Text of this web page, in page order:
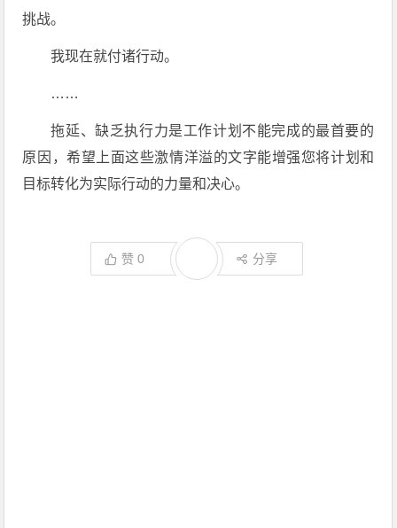
挑战。
我现在就付诸行动。
……
拖延、缺乏执行力是工作计划不能完成的最首要的
原因，希望上面这些激情洋溢的文字能增强您将计划和
目标转化为实际行动的力量和决心。
赞0 分享